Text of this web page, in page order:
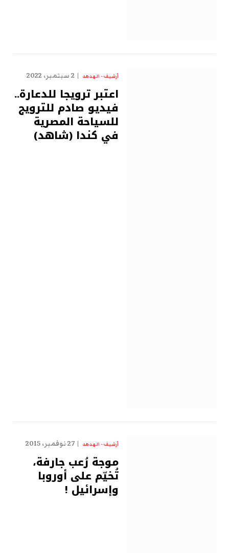
أرشيف - الهدهد 2 سبتمبر، 2022
اعتبر ترويجا للدعارة..
فيديو صادم للترويج
للسياحة المصرية
في كندا (شاهد)
أرشيف - الهدهد 27 نوفمبر، 2015
موجة رُعب جارفة،
تُخيّم على أوروبا
وإسرائيل !